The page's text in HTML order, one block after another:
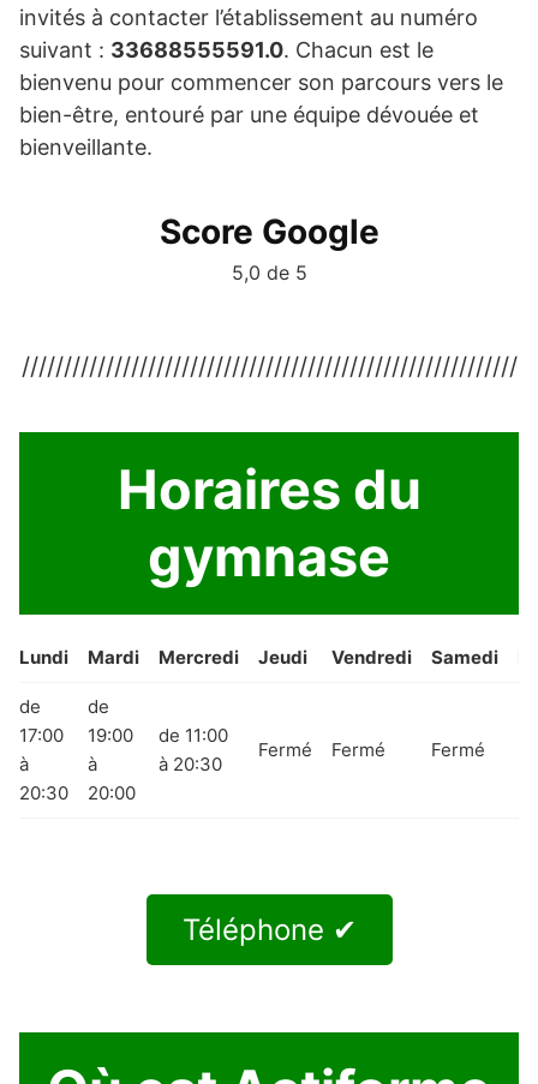
invités à contacter l’établissement au numéro
suivant : 33688555591.0. Chacun est le
bienvenu pour commencer son parcours vers le
bien-être, entouré par une équipe dévouée et
bienveillante.
Score Google
5,0 de 5
///////////////////////////////////////////////////////////
Horaires du
gymnase
Lundi Mardi Mercredi Jeudi Vendredi Samedi
de
17:00
à
20:30
de
19:00
à
20:00
de 11:00
à 20:30
Fermé Fermé Fermé
Téléphone ✔